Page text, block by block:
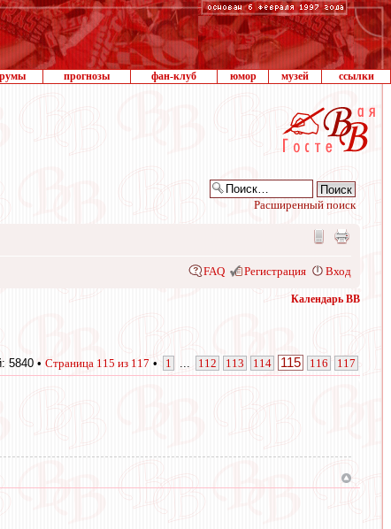
прогнозы фан-клуб юмор музей ссылки
Расширенный поиск
FAQ Регистрация Вход
Календарь ВВ
5840 • Страница 115 из 117 • 1 112 113 114 115 116 117